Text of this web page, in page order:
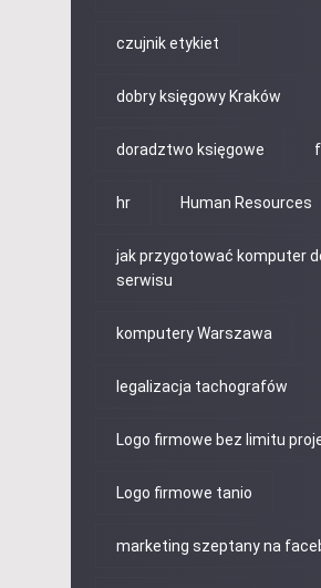
czujnik etykiet
dobry księgowy Kraków
doradztwo księgowe
hr Human Resources
jak przygotować komputer
serwisu
komputery Warszawa
legalizacja tachografów
Logo firmowe bez limitu
Logo firmowe tanio
marketing szeptany na